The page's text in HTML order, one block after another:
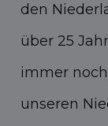
den
über 25
immer
unseren